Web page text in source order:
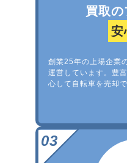
買取
安
創業25年の上場企業
運営しています。豊
心して自転車を売却で